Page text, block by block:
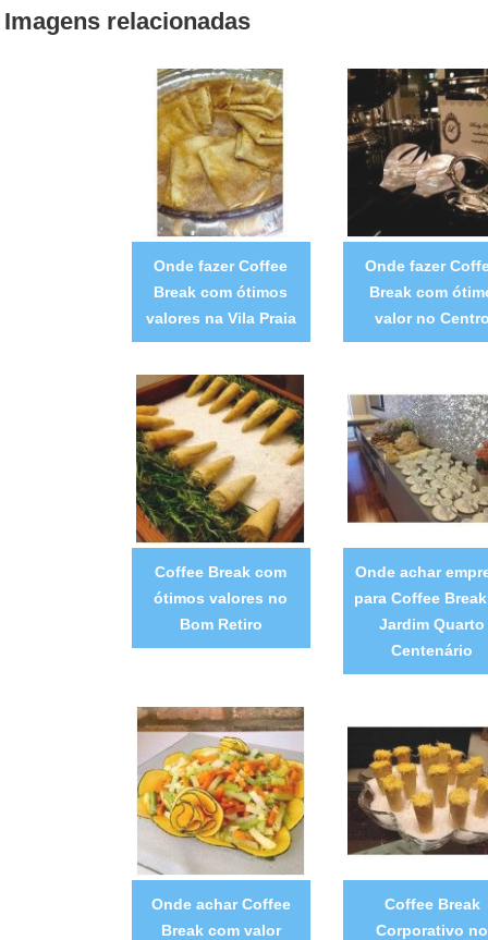
Imagens relacionadas
Onde fazer Coffee
Break com ótimos
valores na Vila Praia
Onde fazer
Break com
valor no
Coffee Break com
ótimos valores no
Bom Retiro
Onde achar
para Coffee
Jardim Quarto
Centenário
Onde achar Coffee
Break com valor
Coffee Break
Corporativo no